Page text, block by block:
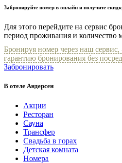
Забронируйте номер в онлайн и получите
Для этого перейдите на сервис
период проживания и количество
Бронируя номер через наш
гарантию бронирования без
Забронировать
В отеле Андерсен
Акции
Ресторан
Сауна
Трансфер
Свадьба в горах
Детская комната
Номера